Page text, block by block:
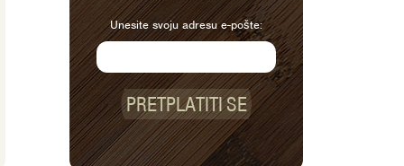
Unesite svoju adresu e-pošte:
PRETPLATITI SE